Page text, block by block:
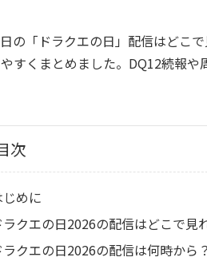
の「ドラクエの日」配信はどこ
すくまとめました。DQ12続報や
次
じめに
ラクエの日2026の配信はどこで見
ラクエの日2026の配信は何時から？